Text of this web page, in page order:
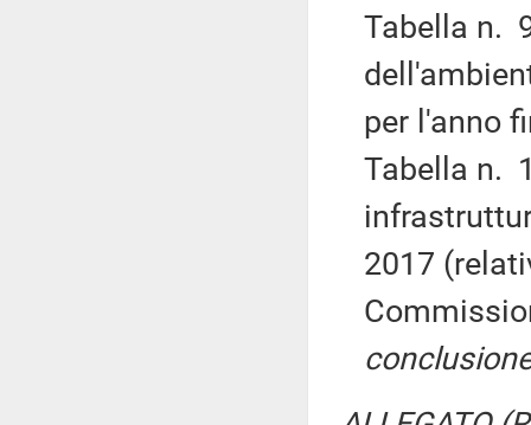
Tabella n.
per l'anno
Tabella n.
2017